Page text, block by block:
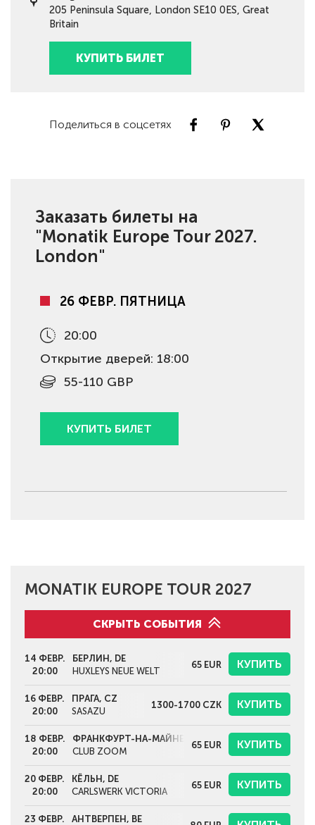
205 Peninsula Square, London SE10 0ES, Great
Britain
КУПИТЬ БИЛЕТ
Поделиться в соцсетях
Заказать билеты на
"Monatik Europe Tour 2027.
London"
26 ФЕВР. ПЯТНИЦА
20:00
Открытие дверей: 18:00
55-110 GBP
КУПИТЬ БИЛЕТ
MONATIK EUROPE TOUR 2027
СКРЫТЬ СОБЫТИЯ
14 ФЕВР.
20:00
БЕРЛИН, DE
HUXLEYS NEUE WELT
65 EUR КУПИТЬ
16 ФЕВР.
20:00
ПРАГА, CZ
SASAZU
1300-1700 CZK КУПИТЬ
18 ФЕВР.
20:00
ФРАНКФУРТ-НА-МАЙНЕ, DE
CLUB ZOOM
65 EUR КУПИТЬ
20 ФЕВР.
20:00
КЁЛЬН, DE
CARLSWERK VICTORIA
65 EUR КУПИТЬ
23 ФЕВР. АНТВЕРПЕН, BE